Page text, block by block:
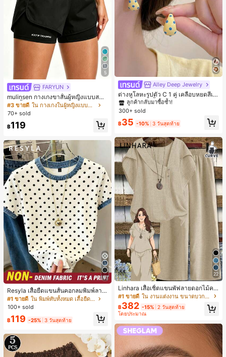
5
FARYUN
mulinsen กางเกงขาสั้นผู้หญิงแบบสบา
ยๆ สีพื้น หลวม อเนกประสงค์ กางเกงขา
สั้นกีฬา 2-In-1 สำหรับวิ่ง ฟิตเนส และก
#3 ขายดี
ใน กางเกงในผู้หญิงแบบแอคทีฟ
70+ sold
฿119
8
Resyla เสื้อยืดแขนสั้นคอกลมพิมพ์ลาย
จุดลำลองสำหรับผู้หญิง, ฤดูร้อน
#1 ขายดี
ใน พิมพ์ทับทั้งหมด เสื้อยืดผู้หญิง
100+ sold
฿119 -25% 3 วันสุดท้าย
Alley Deep Jewelry
ต่างหูโลหะรูปตัว C 1 คู่ เคลือบหยดสีเห
ลือง ลายจุดสีน้ำเงิน สไตล์ยุโรปและอเม
ริกัน แฟชั่นส่วนตัว หวานและสง่างาม
สำหรับผู้หญิงและเด็กหญิง สำหรับการเ
ดินทาง งานแต่งงาน ปาร์ตี้ วันเกิด ของ
#1 ขายดี ใน โบโฮ ต่างหูผู้หญิง
ลูกค้ากลับมาซื้อซ้ำ!
เกือบหมดแล้ว!
#1 ขายดี ใน โบโฮ ต่างหูผู้หญิง
ลูกค้ากลับมาซื้อซ้ำ!
เกือบหมดแล้ว!
#1 ขายดี ใน โบโฮ ต่างหูผู้หญิง
ลูกค้ากลับมาซื้อซ้ำ!
เกือบหมดแล้ว!
#1 ขายดี ใน โบโฮ ต่างหูผู้หญิง
เกือบหมดแล้ว!
300+ sold
฿35 -10% 3 วันสุดท้าย
22
Linhara เสื้อเชิ้ตแขนพัฟลายดอกไม้คอ
ปกไม่สมมาตรสำหรับผู้หญิงไซส์ใหญ่ +
กางเกงลำลองทรงหลวมเอวยางยืด 2 ชิ้
น สำหรับฤดูใบไม้ผลิ/ฤดูร้อน
#1 ขายดี ใน งานแต่งงาน ขนาดบวก Co-Ords
฿382 -15% 2 วันสุดท้าย
โดยประมาณ